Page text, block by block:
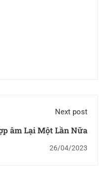
Next post
âm Lại Một Lần Nữa
26/04/2023